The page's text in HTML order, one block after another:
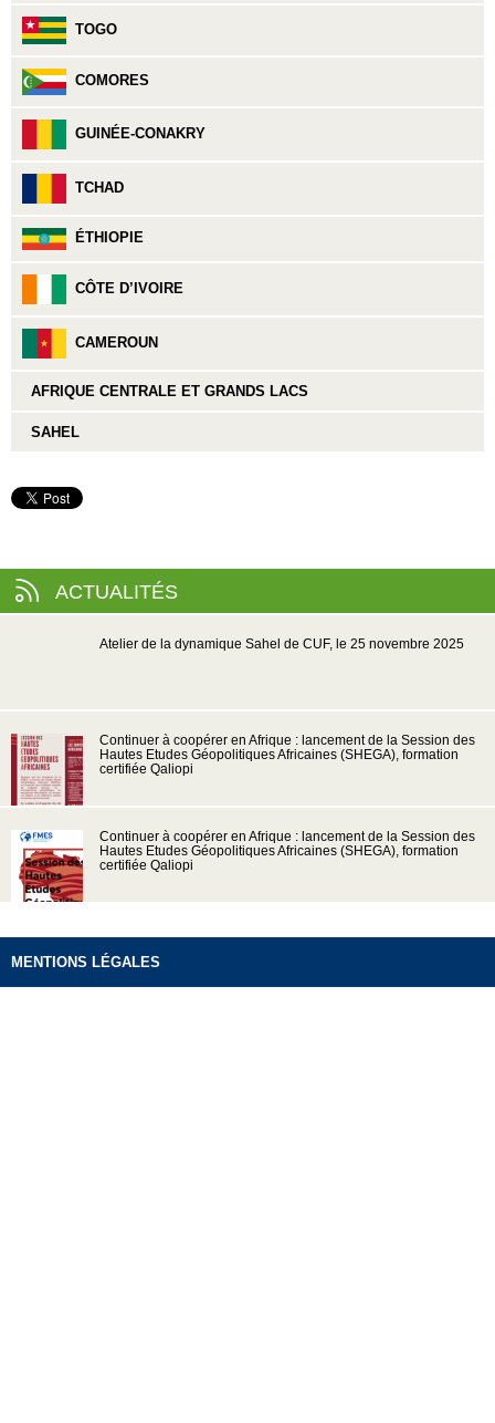
TOGO
COMORES
GUINÉE-CONAKRY
TCHAD
ÉTHIOPIE
CÔTE D’IVOIRE
CAMEROUN
AFRIQUE CENTRALE ET GRANDS LACS
SAHEL
ACTUALITÉS
Atelier de la dynamique Sahel de CUF, le 25 novembre 2025
Continuer à coopérer en Afrique : lancement de la Session des
Hautes Etudes Géopolitiques Africaines (SHEGA), formation
certifiée Qaliopi
Continuer à coopérer en Afrique : lancement de la Session des
Hautes Etudes Géopolitiques Africaines (SHEGA), formation
certifiée Qaliopi
MENTIONS LÉGALES